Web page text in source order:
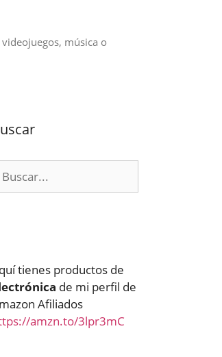
música o
tienes productos de
de mi perfil de
Afiliados
amzn.to/3lpr3mC